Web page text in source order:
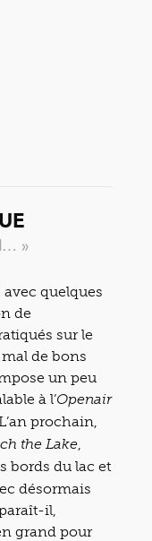
»
quelques
de
sur le
de bons
un peu
à l’Openair
L’an prochain,
the Lake
bords du lac et
désormais
il,
grand pour